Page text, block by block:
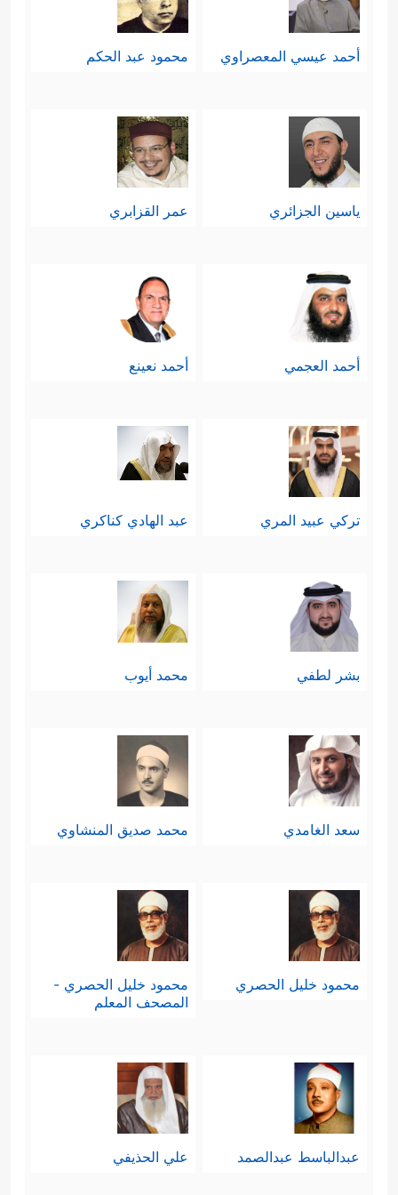
أحمد عيسي المعصراوي محمود عبد الحكم
ياسين الجزائري عمر القزابري
أحمد العجمي أحمد نعينع
تركي عبيد المري عبد الهادي كناكري
بشر لطفي محمد أيوب
سعد الغامدي محمد صديق المنشاوي
محمود خليل الحصري
محمود خليل الحصري -
المصحف المعلم
عبدالباسط عبدالصمد علي الحذيفي